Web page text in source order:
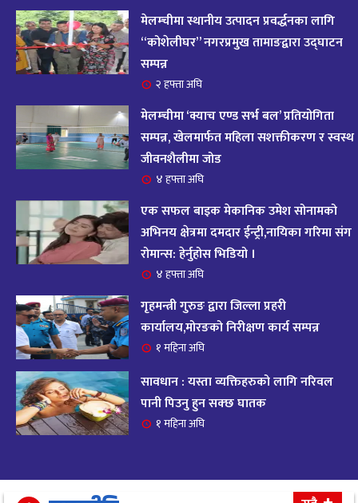
१४ आज २०८२ साल भदौ १६ गते सोमबारको राशिफल
११ महिना अघि
१५
आजको राशिफल : २०८२ भदौ १२ गते बिहीवार, २८
अगस्ट २०२५
११ महिना अघि
१६ आजको राशिफल – २०८२ साल भाद्र १० गते, मंगलबार
१७ आजको राशिफल – २०८२ साल भाद्र १० गते, मंगलबार
११ महिना अघि
१८
आजको राशिफल : आइतवार, ८ भदौ २०८२ (२४ अगस्ट
२०२५)
११ महिना अघि
१९ आजको राशिफल २०८२ भदाै ४ गते, बुधवार
११ महिना अघि
धैर्यले सफलता मिल्नेछ
११ महिना अघि
मेलम्चीमा स्थानीय उत्पादन प्रवर्द्धनका लागि
“कोशेलीघर” नगरप्रमुख तामाङद्वारा उद्घाटन
सम्पन्न
२ हफ्ता अघि
मेलम्चीमा ‘क्याच एण्ड सर्भ बल’ प्रतियोगिता
सम्पन्न, खेलमार्फत महिला सशक्तीकरण र स्वस्थ
जीवनशैलीमा जोड
४ हफ्ता अघि
एक सफल बाइक मेकानिक उमेश सोनामको
अभिनय क्षेत्रमा दमदार ईन्ट्री,नायिका गरिमा संग
रोमान्स: हेर्नुहोस भिडियो ।
४ हफ्ता अघि
गृहमन्त्री गुरुङ द्वारा जिल्ला प्रहरी
कार्यालय,मोरङको निरीक्षण कार्य सम्पन्न
१ महिना अघि
सावधान : यस्ता व्यक्तिहरुको लागि नरिवल
पानी पिउनु हुन सक्छ घातक
१ महिना अघि